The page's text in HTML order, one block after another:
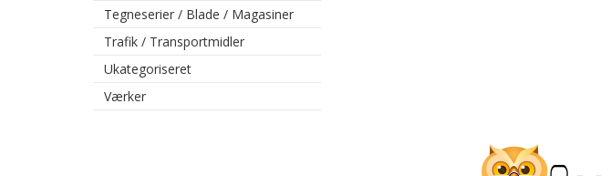
Tegneserier / Blade / Magasiner
Trafik / Transportmidler
Ukategoriseret
Værker